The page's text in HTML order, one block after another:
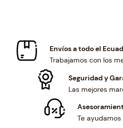
Envíos a todo el
Trabajamos con los
Seguridad y
Las mejores
Te